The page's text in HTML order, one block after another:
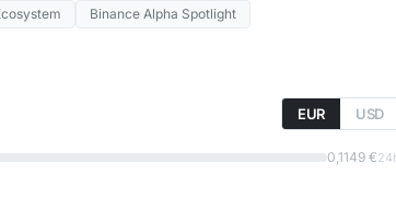
Binance Alpha Spotlight
EUR USD
0,1149 €